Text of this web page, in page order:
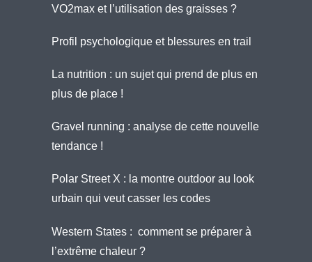
VO2max et l’utilisation des graisses ?
Profil psychologique et blessures en trail
La nutrition : un sujet qui prend de plus en
plus de place !
Gravel running : analyse de cette nouvelle
tendance !
Polar Street X : la montre outdoor au look
urbain qui veut casser les codes
Western States : comment se préparer à
l’extrême chaleur ?